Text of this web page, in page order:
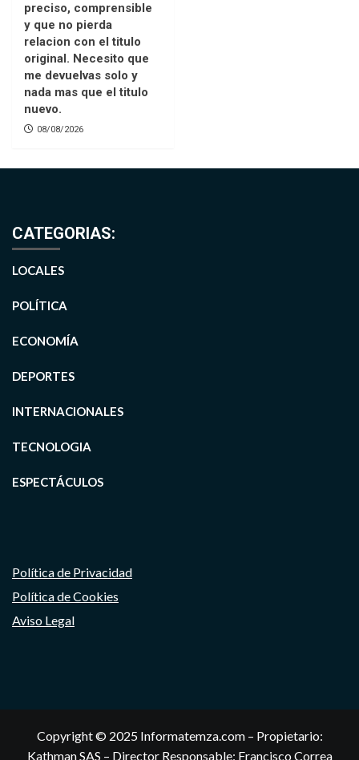
preciso, comprensible
y que no pierda
relacion con el titulo
original. Necesito que
me devuelvas solo y
nada mas que el titulo
nuevo.
08/08/2026
CATEGORIAS:
LOCALES
POLÍTICA
ECONOMÍA
DEPORTES
INTERNACIONALES
TECNOLOGIA
ESPECTÁCULOS
Política de Privacidad
Política de Cookies
Aviso Legal
Copyright © 2025 Informatemza.com – Propietario:
Kathman SAS – Director Responsable: Francisco Correa